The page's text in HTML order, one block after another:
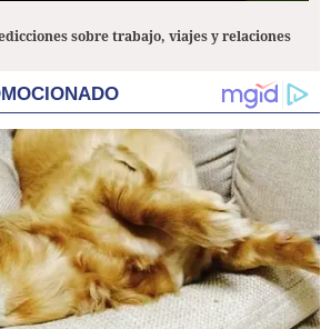
sobre trabajo, viajes y relaciones